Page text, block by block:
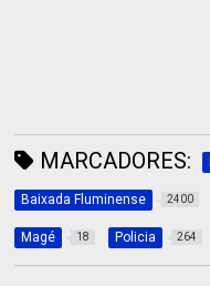
MARCADORES:
Baixada Fluminense 2400
Magé 18 Policia 264